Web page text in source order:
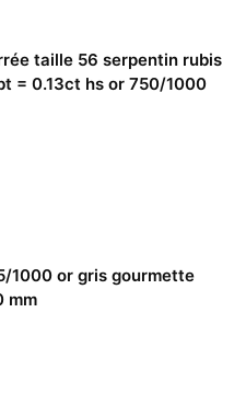
taille 56 serpentin rubis
= 0.13ct hs or 750/1000
1000 or gris gourmette
mm